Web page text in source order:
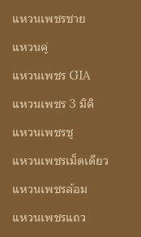
แหวนเพชรชาย
แหวนคู่
แหวนเพชร GIA
แหวนเพชร 3 มิติ
แหวนเพชรชู
แหวนเพชรเม็ดเดียว
แหวนเพชรล้อม
แหวนเพชรแถว